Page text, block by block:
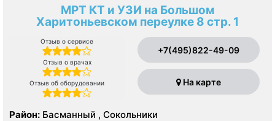
МРТ КТ и УЗИ на Большом
Харитоньевском переулке 8 стр. 1
Отзыв о сервисе
Отзыв о врачах
Отзыв об оборудовании
+7(495)822-49-09
На карте
Район: Басманный , Сокольники